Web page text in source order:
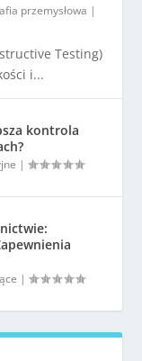
przemysłowa |
Testing)
i...
kontrola
|
|